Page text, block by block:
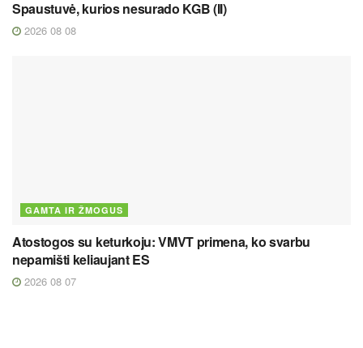
Spaustuvė, kurios nesurado KGB (II)
2026 08 08
GAMTA IR ŽMOGUS
Atostogos su keturkoju: VMVT primena, ko svarbu
nepamišti keliaujant ES
2026 08 07